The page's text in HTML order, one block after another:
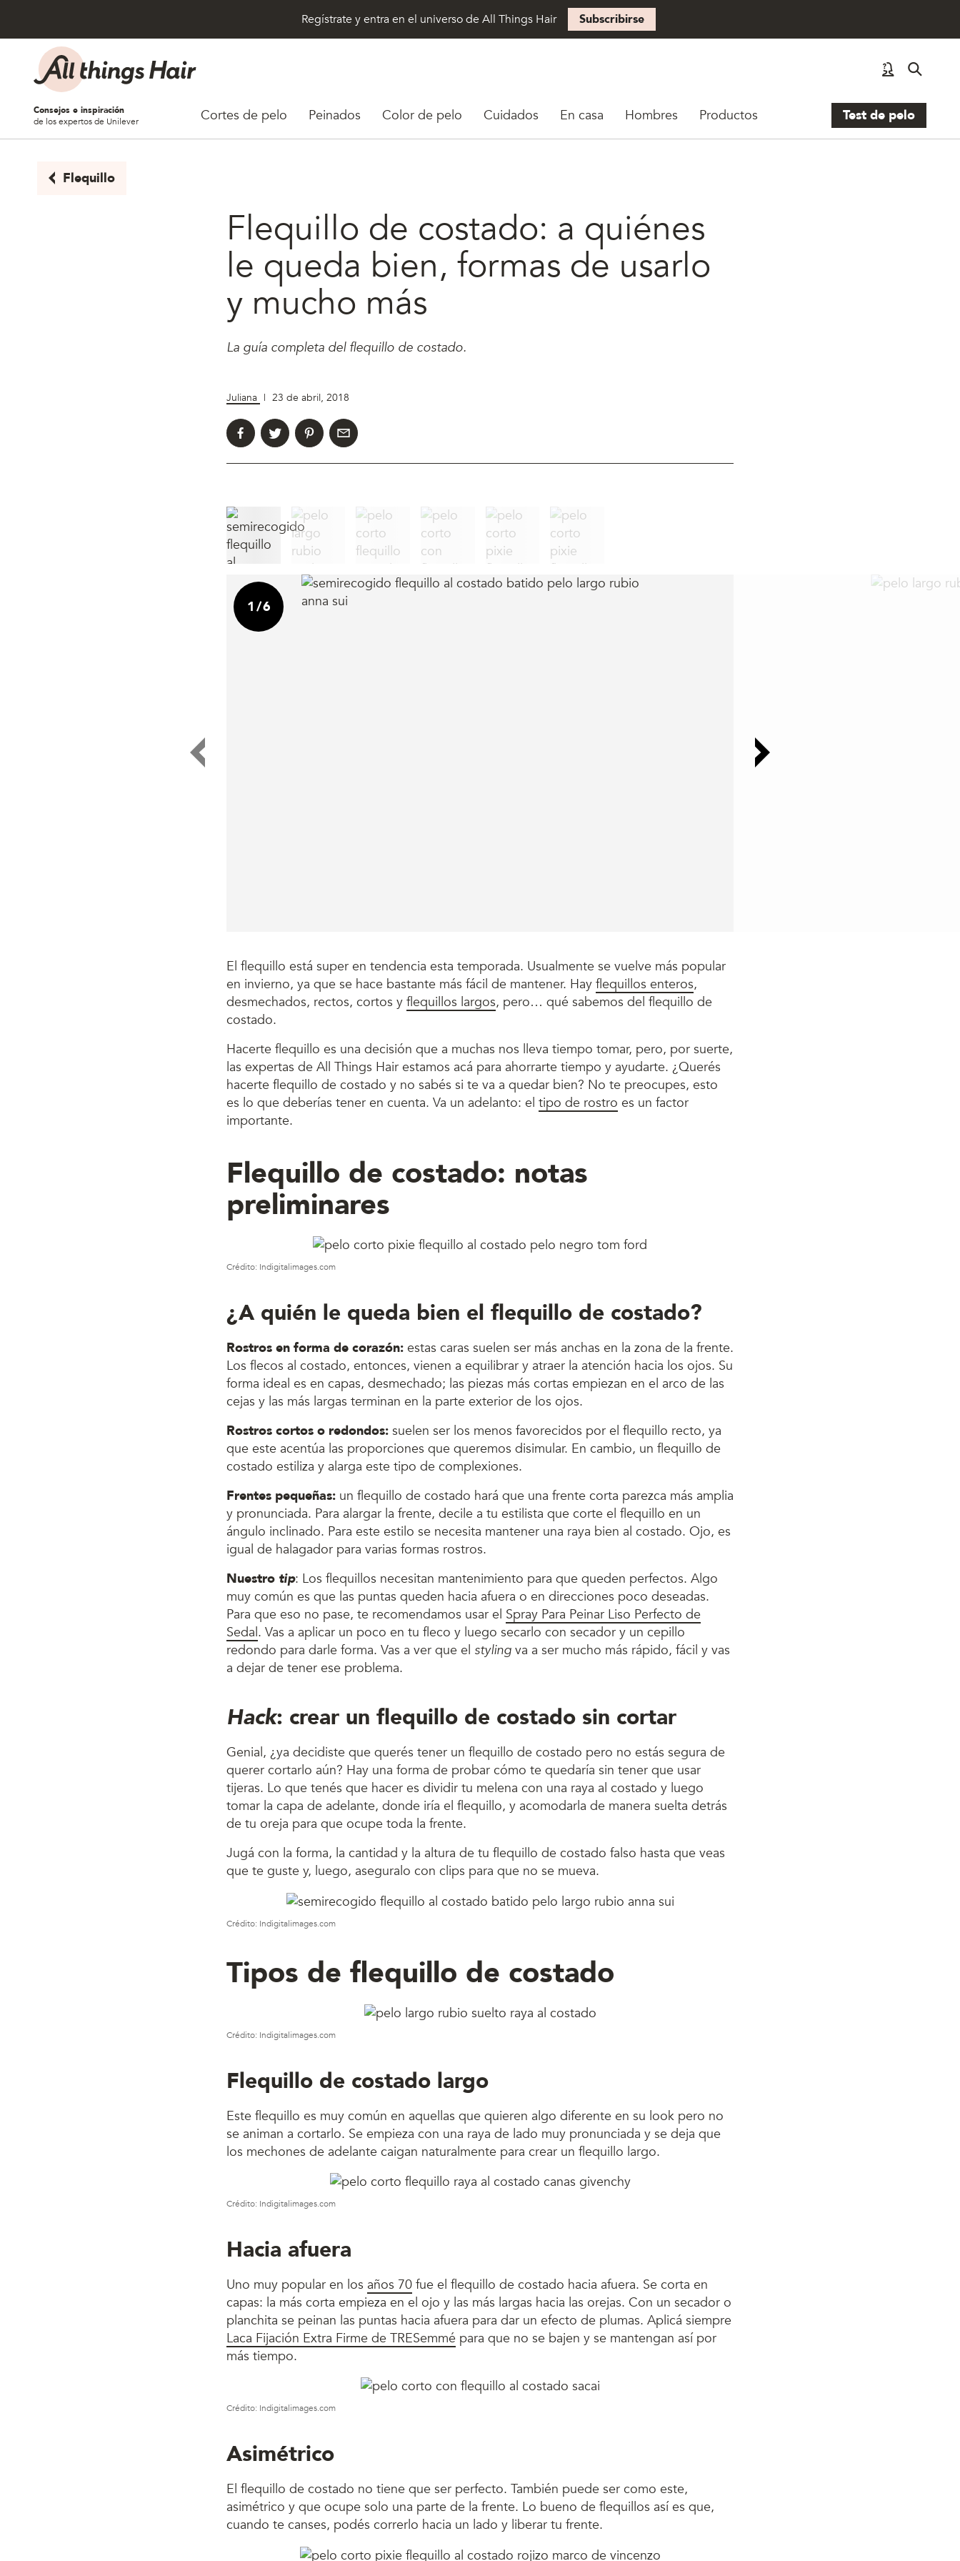
Saltar al contenido
Regístrate y entra en el universo de All Things Hair Subscribirse
Consejos e inspiración
de los expertos de Unilever
Cortes de pelo Peinados Color de pelo Cuidados En casa Hombres Productos Test de pelo
Flequillo
Flequillo de costado: a quiénes
le queda bien, formas de usarlo
y mucho más
La guía completa del flequillo de costado.
Juliana | 23 de abril, 2018
1 /6
El flequillo está super en tendencia esta temporada. Usualmente se vuelve más popular
en invierno, ya que se hace bastante más fácil de mantener. Hay flequillos enteros,
desmechados, rectos, cortos y flequillos largos, pero… qué sabemos del flequillo de
costado.
Hacerte flequillo es una decisión que a muchas nos lleva tiempo tomar, pero, por suerte,
las expertas de All Things Hair estamos acá para ahorrarte tiempo y ayudarte. ¿Querés
hacerte flequillo de costado y no sabés si te va a quedar bien? No te preocupes, esto
es lo que deberías tener en cuenta. Va un adelanto: el tipo de rostro es un factor
importante.
Flequillo de costado: notas
preliminares
Crédito: Indigitalimages.com
¿A quién le queda bien el flequillo de costado?
Rostros en forma de corazón: estas caras suelen ser más anchas en la zona de la frente.
Los flecos al costado, entonces, vienen a equilibrar y atraer la atención hacia los ojos. Su
forma ideal es en capas, desmechado; las piezas más cortas empiezan en el arco de las
cejas y las más largas terminan en la parte exterior de los ojos.
Rostros cortos o redondos: suelen ser los menos favorecidos por el flequillo recto, ya
que este acentúa las proporciones que queremos disimular. En cambio, un flequillo de
costado estiliza y alarga este tipo de complexiones.
Frentes pequeñas: un flequillo de costado hará que una frente corta parezca más amplia
y pronunciada. Para alargar la frente, decile a tu estilista que corte el flequillo en un
ángulo inclinado. Para este estilo se necesita mantener una raya bien al costado. Ojo, es
igual de halagador para varias formas rostros.
Nuestro tip: Los flequillos necesitan mantenimiento para que queden perfectos. Algo
muy común es que las puntas queden hacia afuera o en direcciones poco deseadas.
Para que eso no pase, te recomendamos usar el Spray Para Peinar Liso Perfecto de
Sedal. Vas a aplicar un poco en tu fleco y luego secarlo con secador y un cepillo
redondo para darle forma. Vas a ver que el styling va a ser mucho más rápido, fácil y vas
a dejar de tener ese problema.
Hack: crear un flequillo de costado sin cortar
Genial, ¿ya decidiste que querés tener un flequillo de costado pero no estás segura de
querer cortarlo aún? Hay una forma de probar cómo te quedaría sin tener que usar
tijeras. Lo que tenés que hacer es dividir tu melena con una raya al costado y luego
tomar la capa de adelante, donde iría el flequillo, y acomodarla de manera suelta detrás
de tu oreja para que ocupe toda la frente.
Jugá con la forma, la cantidad y la altura de tu flequillo de costado falso hasta que veas
que te guste y, luego, aseguralo con clips para que no se mueva.
Crédito: Indigitalimages.com
Tipos de flequillo de costado
Crédito: Indigitalimages.com
Flequillo de costado largo
Este flequillo es muy común en aquellas que quieren algo diferente en su look pero no
se animan a cortarlo. Se empieza con una raya de lado muy pronunciada y se deja que
los mechones de adelante caigan naturalmente para crear un flequillo largo.
Crédito: Indigitalimages.com
Hacia afuera
Uno muy popular en los años 70 fue el flequillo de costado hacia afuera. Se corta en
capas: la más corta empieza en el ojo y las más largas hacia las orejas. Con un secador o
planchita se peinan las puntas hacia afuera para dar un efecto de plumas. Aplicá siempre
Laca Fijación Extra Firme de TRESemmé para que no se bajen y se mantengan así por
más tiempo.
Crédito: Indigitalimages.com
Asimétrico
El flequillo de costado no tiene que ser perfecto. También puede ser como este,
asimétrico y que ocupe solo una parte de la frente. Lo bueno de flequillos así es que,
cuando te canses, podés correrlo hacia un lado y liberar tu frente.